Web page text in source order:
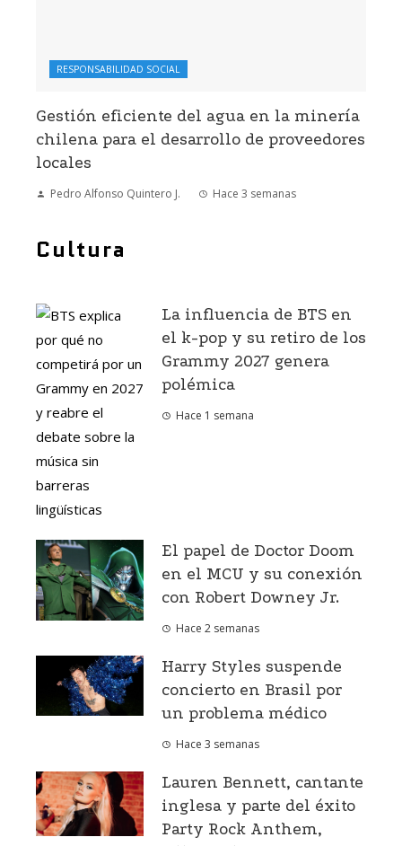
RESPONSABILIDAD SOCIAL
Gestión eficiente del agua en la minería
chilena para el desarrollo de proveedores
locales
Pedro Alfonso Quintero J. Hace 3 semanas
Cultura
La influencia de BTS en
el k-pop y su retiro de los
Grammy 2027 genera
polémica
Hace 1 semana
El papel de Doctor Doom
en el MCU y su conexión
con Robert Downey Jr.
Hace 2 semanas
Harry Styles suspende
concierto en Brasil por
un problema médico
Hace 3 semanas
Lauren Bennett, cantante
inglesa y parte del éxito
Party Rock Anthem,